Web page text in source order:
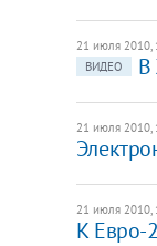
21 июля 2010,
ВИДЕО
В
21 июля 2010,
21 июля 2010,
К Евро-